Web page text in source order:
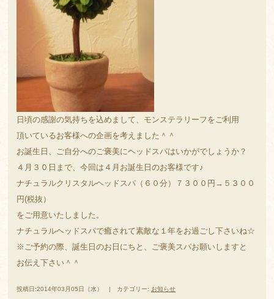
日頃の感謝の気持ちを込めまして、モンステラリーフをご利用
頂いているお客様への企画を考えました＾＾
お誕生日、ご自分へのご褒美にヘッドスパはいかがでしょうか？
４月３０日まで、今回は４月お誕生日のお客様です♪
ナチュラルクリスタルヘッドスパ（６０分）７３００円→５３００
円(税抜）
をご用意いたしました。
ナチュラルヘッドスパで癒されて素敵な１年をお過ごし下さいね☆
※ご予約の際、誕生日のお日にちと、ご褒美スパお願いしますと
お伝え下さい＾＾
投稿日:2014年03月05日（水） | カテゴリー: お知らせ